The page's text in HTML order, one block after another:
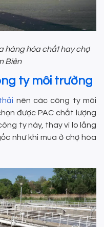
hàng hóa chất hay chợ
Biên
ty môi trường
nên các công ty môi
được PAC chất lượng
ty này, thay vì lo lắng
như khi mua ở chợ hóa